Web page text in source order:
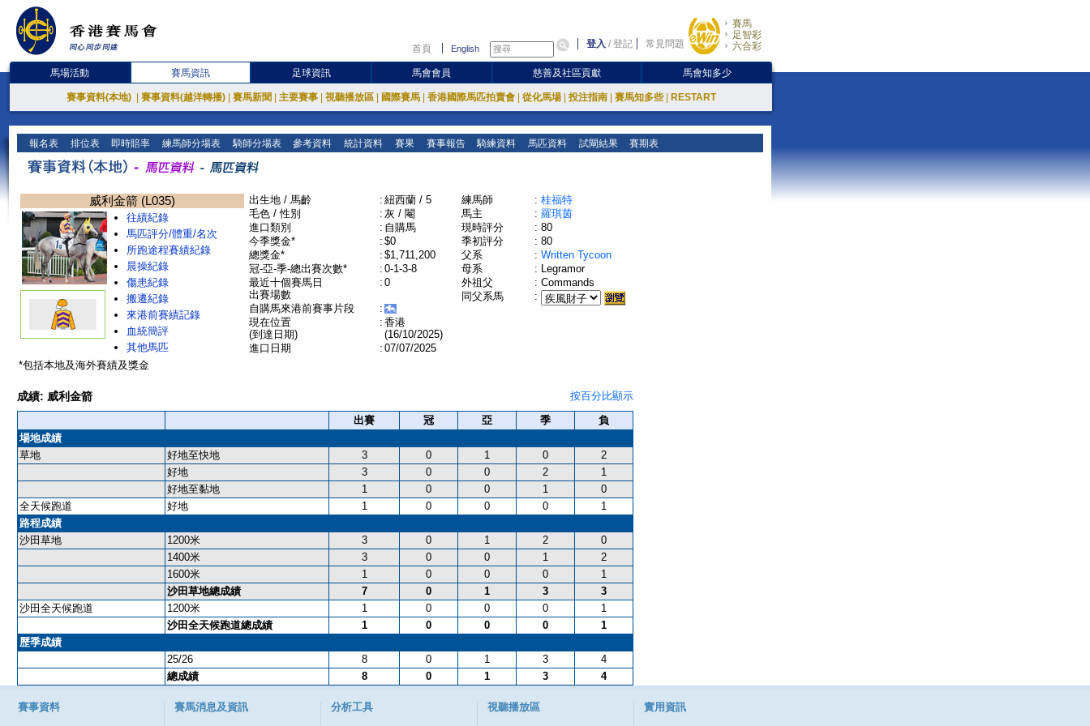
首頁 English 登入 /登記 常見問題
賽馬
足智彩
六合彩
馬場活動 賽馬資訊 足球資訊 馬會會員 慈善及社區貢獻 馬會知多少
賽事資料(本地) 賽事資料(越洋轉播) 賽馬新聞 主要賽事 視聽播放區 國際賽馬 香港國際馬匹拍賣會 從化馬場 投注指南 賽馬知多些 RESTART
報名表 排位表 即時賠率 練馬師分場表 騎師分場表 參考資料 統計資料 賽果 賽事報告 騎練資料 馬匹資料 試閘結果 賽期表
威利金箭 (L035)
往績紀錄
馬匹評分/體重/名次
所跑途程賽績紀錄
晨操紀錄
傷患紀錄
搬遷紀錄
來港前賽績記錄
血統簡評
其他馬匹
出生地 / 馬齡 : 紐西蘭 / 5
毛色 / 性別
: 灰 / 閹
進口類別
: 自購馬
今季獎金*
: $0
總獎金*
: $1,711,200
冠-亞-季-總出賽次數*
: 0-1-3-8
最近十個賽馬日
出賽場數
: 0
自購馬來港前賽事片段
:
現在位置
(到達日期)
: 香港
(16/10/2025)
進口日期
: 07/07/2025
練馬師 : 桂福特
馬主
: 羅琪茵
現時評分
: 80
季初評分
: 80
父系
: Written Tycoon
母系
: Legramor
外祖父
: Commands
同父系馬
:
*包括本地及海外賽績及獎金
成績: 威利金箭
按百分比顯示
出賽
冠 亞 季
負
場地成績
草地
好地至快地 3 0 1 0
2
好地
3 0 0 2
1
好地至黏地
1 0 0 1
0
全天候跑道
好地 1 0 0 0
1
路程成績
沙田草地
1200米 3 0 1 2
0
1400米
3 0 0 1
2
1600米
1 0 0 0
1
沙田草地總成績
7 0 1 3
3
沙田全天候跑道
1200米 1 0 0 0
1
沙田全天候跑道總成績
1 0 0 0
1
歷季成績
25/26
8 0 1 3
4
總成績
8 0 1 3 4
賽事資料 賽馬消息及資訊 分析工具 視聽播放區 實用資訊